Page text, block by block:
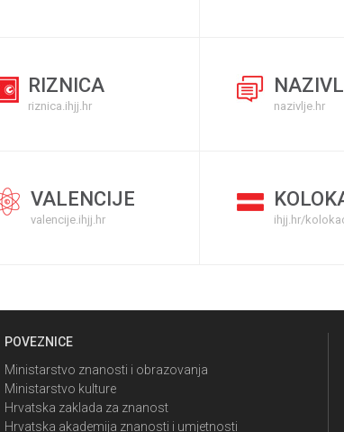
RIZNICA
riznica.ihjj.hr nazivlje.hr
VALENCIJE
valencije.ihjj.hr ihjj.hr/
POVEZNICE
Ministarstvo znanosti i obrazovanja
Ministarstvo kulture
Hrvatska zaklada za znanost
Hrvatska akademija znanosti i umjetnosti